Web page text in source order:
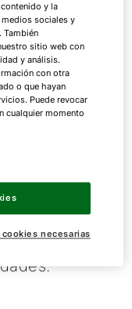
gama y se
y la
sociales y
También
sitio web con
y análisis.
con otra
o que hayan
Puede revocar
cualquier momento
necesarias